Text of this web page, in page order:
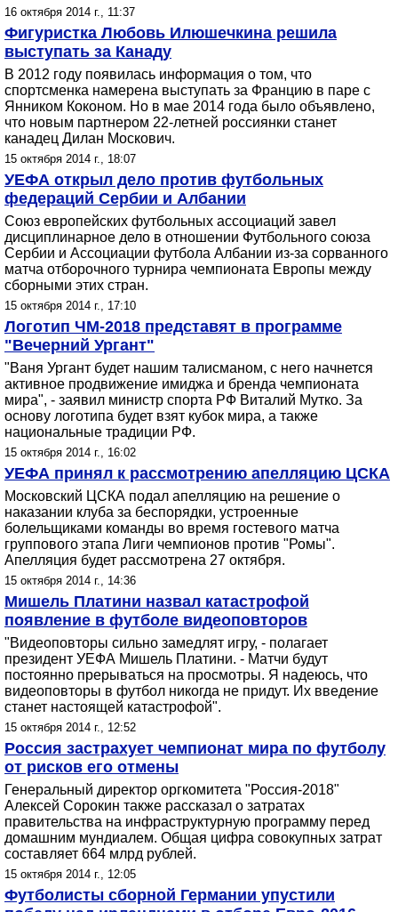
16 октября 2014 г., 11:37
Фигуристка Любовь Илюшечкина решила
выступать за Канаду
В 2012 году появилась информация о том, что
спортсменка намерена выступать за Францию в паре с
Янником Коконом. Но в мае 2014 года было объявлено,
что новым партнером 22-летней россиянки станет
канадец Дилан Москович.
15 октября 2014 г., 18:07
УЕФА открыл дело против футбольных
федераций Сербии и Албании
Союз европейских футбольных ассоциаций завел
дисциплинарное дело в отношении Футбольного союза
Сербии и Ассоциации футбола Албании из-за сорванного
матча отборочного турнира чемпионата Европы между
сборными этих стран.
15 октября 2014 г., 17:10
Логотип ЧМ-2018 представят в программе
"Вечерний Ургант"
"Ваня Ургант будет нашим талисманом, с него начнется
активное продвижение имиджа и бренда чемпионата
мира", - заявил министр спорта РФ Виталий Мутко. За
основу логотипа будет взят кубок мира, а также
национальные традиции РФ.
15 октября 2014 г., 16:02
УЕФА принял к рассмотрению апелляцию ЦСКА
Московский ЦСКА подал апелляцию на решение о
наказании клуба за беспорядки, устроенные
болельщиками команды во время гостевого матча
группового этапа Лиги чемпионов против "Ромы".
Апелляция будет рассмотрена 27 октября.
15 октября 2014 г., 14:36
Мишель Платини назвал катастрофой
появление в футболе видеоповторов
"Видеоповторы сильно замедлят игру, - полагает
президент УЕФА Мишель Платини. - Матчи будут
постоянно прерываться на просмотры. Я надеюсь, что
видеоповторы в футбол никогда не придут. Их введение
станет настоящей катастрофой".
15 октября 2014 г., 12:52
Россия застрахует чемпионат мира по футболу
от рисков его отмены
Генеральный директор оргкомитета "Россия-2018"
Алексей Сорокин также рассказал о затратах
правительства на инфраструктурную программу перед
домашним мундиалем. Общая цифра совокупных затрат
составляет 664 млрд рублей.
15 октября 2014 г., 12:05
Футболисты сборной Германии упустили